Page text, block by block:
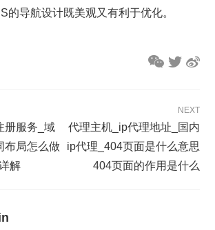
的导航设计既美观又有利于优化。
册服务_域
布局怎么做
解
NEXT
代理主机_ip代理地址_国内
ip代理_404页面是什么意思
404页面的作用是什么